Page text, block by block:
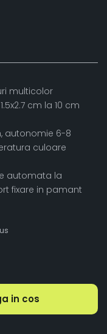
multicolor
cm la 10 cm
autonomie 6-8
culoare
automata la
fixare in pamant
in cos